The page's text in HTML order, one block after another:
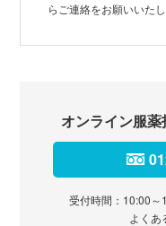
らご連絡をお願いいたし
オンライン服
受付時間：10:00～
よくあ